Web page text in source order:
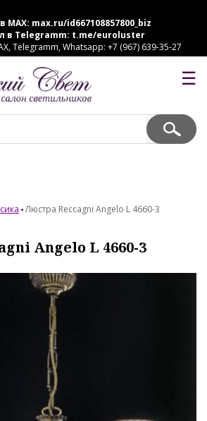
MAX: max.ru/id667108857800_biz
в Telegramm: t.me/euroluster
Telegramm, Whatsapp: +7 (967) 639-35-27
☰
Люстра Reccagni Angelo L 4660-3
Angelo L 4660-3